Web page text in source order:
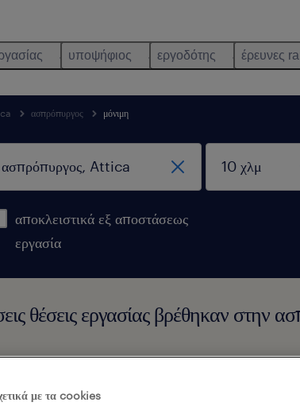
υποψήφιος εργοδότης έρευνες
ασπρόπυργος μόνιμη
αποκλειστικά εξ αποστάσεως
εργασία
θέσεις εργασίας βρέθηκαν στην
με τα cookies